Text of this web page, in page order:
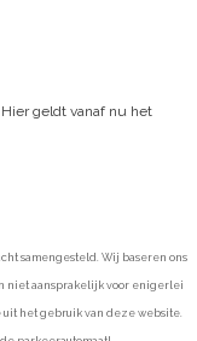
geldt vanaf nu het
samengesteld. Wij baseren ons
niet aansprakelijk voor enigerlei
het gebruik van deze website.